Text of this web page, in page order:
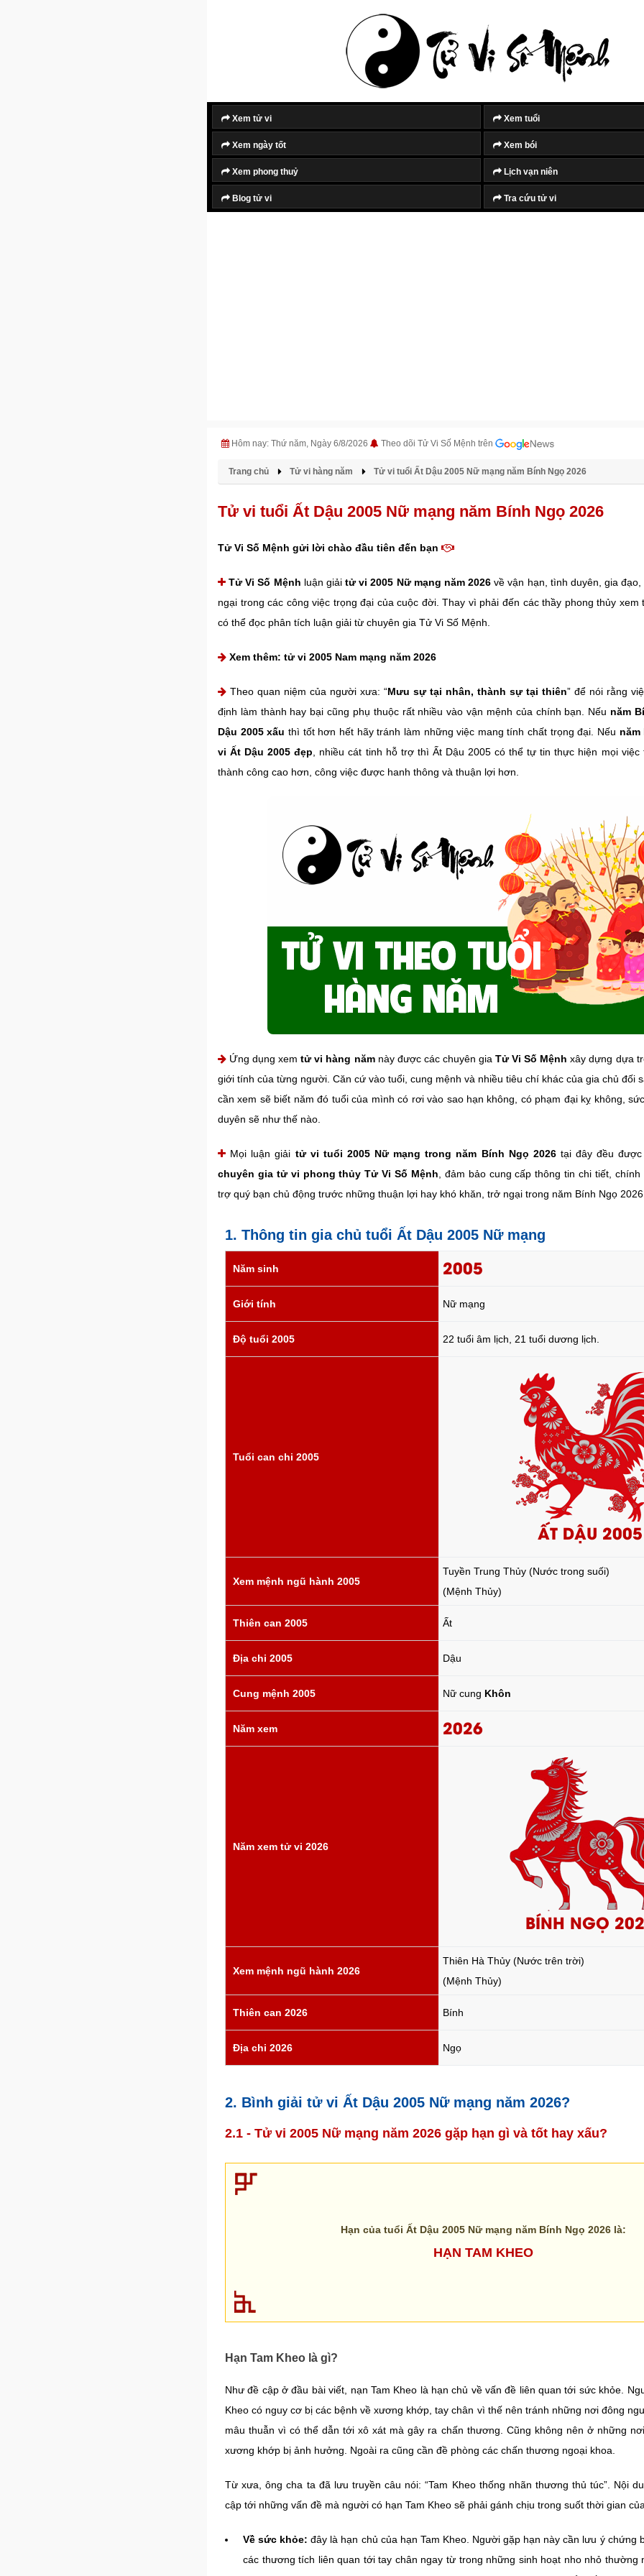
Xem tử vi Xem tuổi
Xem ngày tốt Xem bói
Xem phong thuỷ Lịch vạn niên
Blog tử vi Tra cứu tử vi
Hôm nay: Thứ năm, Ngày 6/8/2026 Theo dõi Tử Vi Số Mệnh trên
Trang chủ Tử vi hàng năm Tử vi tuổi Ất Dậu 2005 Nữ mạng năm Bính Ngọ 2026
Tử vi tuổi Ất Dậu 2005 Nữ mạng năm Bính Ngọ 2026
Tử Vi Số Mệnh gửi lời chào đầu tiên đến bạn
Tử Vi Số Mệnh luận giảitử vi 2005 Nữ mạng năm 2026 về vận hạn, tình duyên, gia
ngại trong các công việc trọng đại của cuộc đời. Thay vì phải đến các thầy phong thủy
có thể đọc phân tích luận giải từ chuyên gia Tử Vi Số Mệnh.
Xem thêm: tử vi 2005 Nam mạng năm 2026
Theo quan niệm của người xưa: “Mưu sự tại nhân, thành sự tại thiên” để nói rằng
định làm thành hay bại cũng phụ thuộc rất nhiều vào vận mệnh của chính bạn. Nếu năm
Dậu 2005 xấu thì tốt hơn hết hãy tránh làm những việc mang tính chất trọng đại. Nếu năm
vi Ất Dậu 2005 đẹp , nhiều cát tinh hỗ trợ thì Ất Dậu 2005 có thể tự tin thực hiện mọi
thành công cao hơn, công việc được hanh thông và thuận lợi hơn.
Ứng dụng xemtử vi hàng nămnày được các chuyên giaTử Vi Số Mệnh xây dựng dựa
giới tính của từng người. Căn cứ vào tuổi, cung mệnh và nhiều tiêu chí khác của gia chủ đối
cần xem sẽ biết năm đó tuổi của mình có rơi vào sao hạn không, có phạm đại kỵ không,
duyên sẽ như thế nào.
Mọi luận giải tử vi tuổi 2005 Nữ mạng trong năm Bính Ngọ 2026tại đây đều
chuyên gia tử vi phong thủy Tử Vi Số Mệnh , đảm bảo cung cấp thông tin chi tiết,
trợ quý bạn chủ động trước những thuận lợi hay khó khăn, trở ngại trong năm Bính Ngọ
1. Thông tin gia chủ tuổi Ất Dậu 2005 Nữ mạng
Năm sinh 2005
Giới tính Nữ mạng
Độ tuổi 2005 22 tuổi âm lịch, 21 tuổi dương lịch.
Tuổi can chi 2005
ẤT DẬU 2005
Xem mệnh ngũ hành 2005
Tuyền Trung Thủy (Nước trong suối)
(Mệnh Thủy)
Thiên can 2005 Ất
Địa chi 2005 Dậu
Cung mệnh 2005 Nữ cung Khôn
Năm xem 2026
Năm xem tử vi 2026
BÍNH NGỌ
Xem mệnh ngũ hành 2026
Thiên Hà Thủy (Nước trên trời)
(Mệnh Thủy)
Thiên can 2026 Bính
Địa chi 2026 Ngọ
2. Bình giải tử vi Ất Dậu 2005 Nữ mạng năm 2026?
2.1 - Tử vi 2005 Nữ mạng năm 2026 gặp hạn gì và tốt hay xấu?
Hạn của tuổi Ất Dậu 2005 Nữ mạng năm Bính Ngọ 2026 là:
HẠN TAM KHEO
Hạn Tam Kheo là gì?
Như đề cập ở đầu bài viết, nạn Tam Kheo là hạn chủ về vấn đề liên quan tới sức khỏe.
Kheo có nguy cơ bị các bệnh về xương khớp, tay chân vì thế nên tránh những nơi đông
mâu thuẫn vì có thể dẫn tới xô xát mà gây ra chấn thương. Cũng không nên ở những
xương khớp bị ảnh hưởng. Ngoài ra cũng cần đề phòng các chấn thương ngoại khoa.
Từ xưa, ông cha ta đã lưu truyền câu nói: “Tam Kheo thống nhãn thương thủ túc”. Nội
cập tới những vấn đề mà người có hạn Tam Kheo sẽ phải gánh chịu trong suốt thời gian
Về sức khỏe: đây là hạn chủ của hạn Tam Kheo. Người gặp hạn này cần lưu ý chứng
các thương tích liên quan tới tay chân ngay từ trong những sinh hoạt nho nhỏ thường